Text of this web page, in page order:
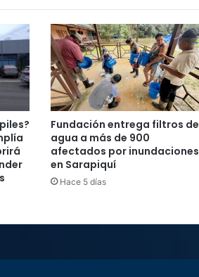
Fundación entrega filtros de
agua a más de 900
afectados por inundaciones
en Sarapiquí
Hace 5 días